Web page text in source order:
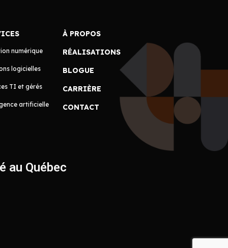
numérique
logicielles
TI et gérés
artificielle
À PROPOS
RÉALISATIONS
BLOGUE
CARRIÈRE
CONTACT
au Québec